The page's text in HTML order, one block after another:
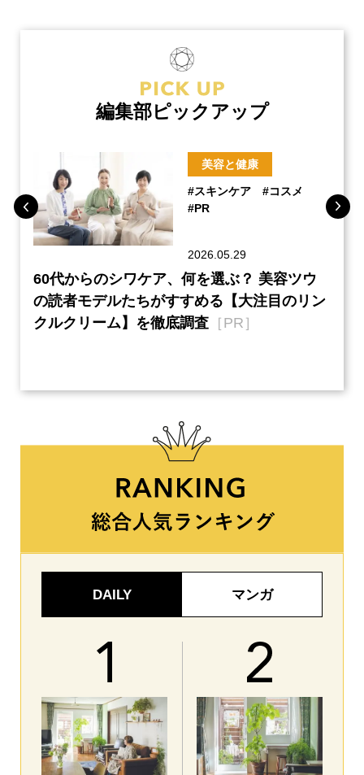
編集部ピックアップ
美容と健康
#スキンケア
#コスメ
#PR
2026.05.29
60代からのシワケア、何を選ぶ？ 美容ツウ
の読者モデルたちがすすめる【大注目のリン
クルクリーム】を徹底調査 ［PR］
DAILY マンガ